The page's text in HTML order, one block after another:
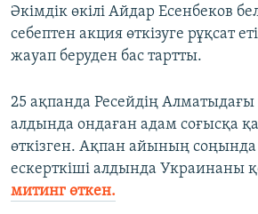
Әкімдік өкілі Айдар Есенбеков
себептен акция өткізуге рұқсат
жауап беруден бас тартты.
25 ақпанда Ресейдің
алдында ондаған адам соғысқа
өткізген. Ақпан айының
ескерткіші алдында Украинаны
митинг өткен.